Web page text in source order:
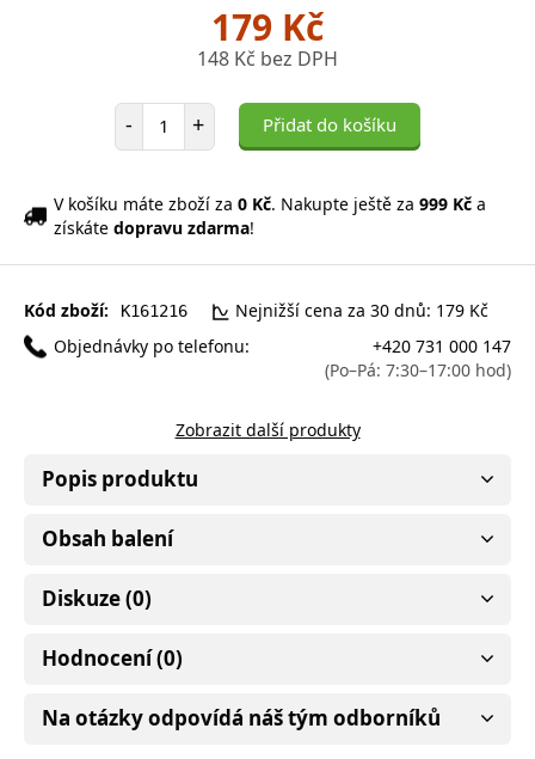
179 Kč
148 Kč bez DPH
- Počet položek
+ Přidat do košíku
V košíku máte zboží za 0 Kč. Nakupte ještě za 999 Kč a
získáte dopravu zdarma!
Kód zboží: K161216
Nejnižší cena za 30 dnů: 179 Kč
Objednávky po telefonu:
+420 731 000 147
(Po–Pá: 7:30–17:00 hod)
Zobrazit další produkty
Popis produktu
Obsah balení
Diskuze (0)
Hodnocení (0)
Na otázky odpovídá náš tým odborníků